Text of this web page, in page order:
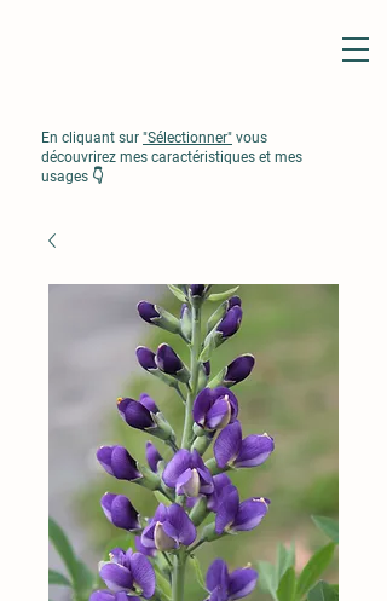
En cliquant sur "Sélectionner" vous
découvrirez mes caractéristiques et mes
usages 👇